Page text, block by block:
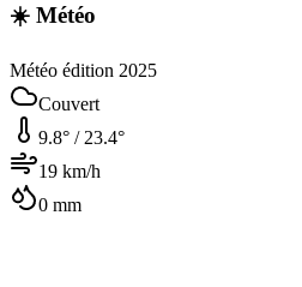
☀️ Météo
Météo édition 2025
Couvert
9.8° / 23.4°
19 km/h
0 mm